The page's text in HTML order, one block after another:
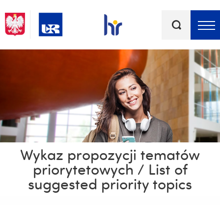
kluczowe
Wykaz propozycji tematów
priorytetowych / List of
suggested priority topics